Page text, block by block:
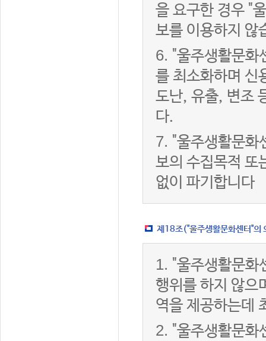
을 요구한 경우 "
보를 이용하지 않
6. "울주생활문화
를 최소화하며 신
도난, 유출, 변조
다.
7. "울주생활문화
보의 수집목적 또
없이 파기합니다
제18조("울주생활문화센터"의
1. "울주생활문화
행위를 하지 않으
역을 제공하는데
2. "울주생활문화